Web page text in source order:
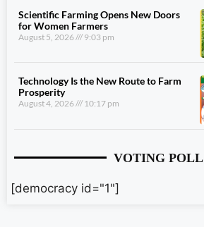
Scientific Farming Opens New Doors
for Women Farmers
August 5, 2026 9:03 pm
Technology Is the New Route to Farm
Prosperity
August 4, 2026 10:17 pm
VOTING POLL
[democracy id="1"]